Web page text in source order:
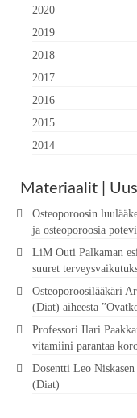
2020
2019
2018
2017
2016
2015
2014
Materiaalit |
Osteoporoosin
ja osteoporoosia
LiM Outi Palkaman
suuret
Osteoporoosilääkäri
(Diat) aiheesta
Professori Ilari
vitamiini parantaa
Dosentti Leo
(Diat)